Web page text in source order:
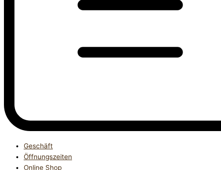
Geschäft
Öffnungszeiten
Online Shop